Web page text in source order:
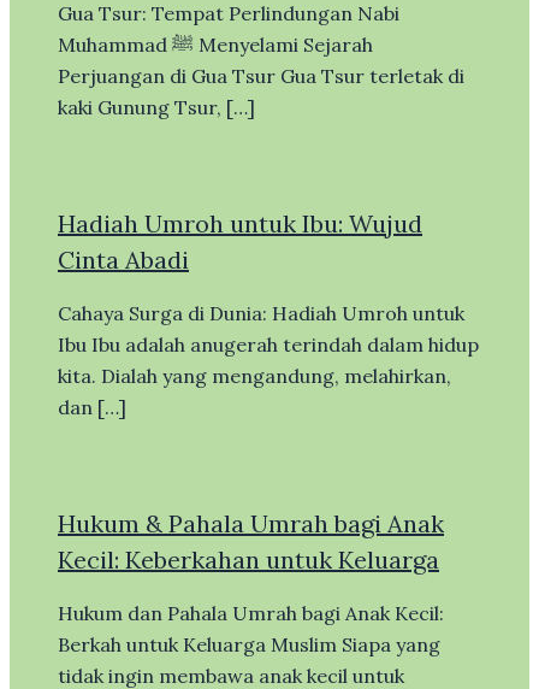
Gua Tsur: Tempat Perlindungan Nabi
Muhammad ﷺ Menyelami Sejarah
Perjuangan di Gua Tsur Gua Tsur terletak di
kaki Gunung Tsur, […]
Hadiah Umroh untuk Ibu: Wujud
Cinta Abadi
Cahaya Surga di Dunia: Hadiah Umroh untuk
Ibu Ibu adalah anugerah terindah dalam hidup
kita. Dialah yang mengandung, melahirkan,
dan […]
Hukum & Pahala Umrah bagi Anak
Kecil: Keberkahan untuk Keluarga
Hukum dan Pahala Umrah bagi Anak Kecil:
Berkah untuk Keluarga Muslim Siapa yang
tidak ingin membawa anak kecil untuk